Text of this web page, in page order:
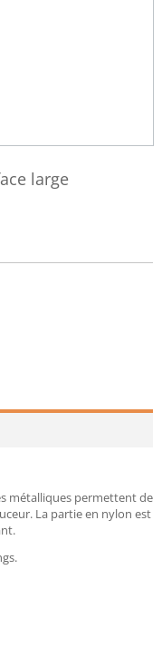
large
métalliques permettent de
La partie en nylon est